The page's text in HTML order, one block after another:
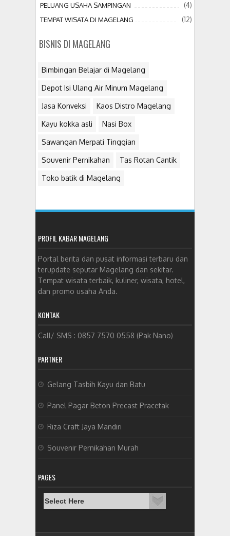
PELUANG USAHA SAMPINGAN (4)
TEMPAT WISATA DI MAGELANG (12)
BISNIS DI MAGELANG
Bimbingan Belajar di Magelang
Depot Isi Ulang Air Minum Magelang
Jasa Konveksi Kaos Distro Magelang
Kayu kokka asli Nasi Box
Sawangan Merpati Tinggian
Souvenir Pernikahan Tas Rotan Cantik
Toko batik di Magelang
PROFIL KABAR MAGELANG
Portal berita dan pusat informasi terbaru dan
terupdate seputar Magelang dan sekitar.
Tempat wisata terbaik, kuliner, wisata, hotel,
dan promo usaha Anda.
KONTAK
Call/ SMS : 0857 7570 0558 (Pak Nano)
PARTNER
Gelang Tasbih Kayu dan Batu
Panel Pagar Beton Precast Pracetak
Riza Craft Jaya Mandiri
Souvenir Pernikahan Murah
PAGES